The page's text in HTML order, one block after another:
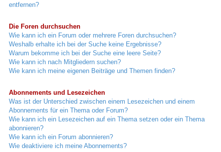
entfernen?
Die Foren durchsuchen
Wie kann ich ein Forum oder mehrere Foren durchsuchen?
Weshalb erhalte ich bei der Suche keine Ergebnisse?
Warum bekomme ich bei der Suche eine leere Seite?
Wie kann ich nach Mitgliedern suchen?
Wie kann ich meine eigenen Beiträge und Themen finden?
Abonnements und Lesezeichen
Was ist der Unterschied zwischen einem Lesezeichen und einem
Abonnements für ein Thema oder Forum?
Wie kann ich ein Lesezeichen auf ein Thema setzen oder ein Thema
abonnieren?
Wie kann ich ein Forum abonnieren?
Wie deaktiviere ich meine Abonnements?